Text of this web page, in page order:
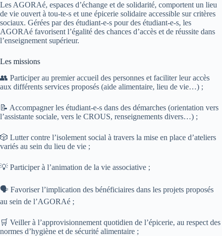
Les AGORAé, espaces d’échange et de solidarité, comportent un lieu
de vie ouvert à tou-te-s et une épicerie solidaire accessible sur critères
sociaux. Gérées par des étudiant-e-s pour des étudiant-e-s, les
AGORAé favorisent l’égalité des chances d’accès et de réussite dans
l’enseignement supérieur.
Les missions
👥 Participer au premier accueil des personnes et faciliter leur accès
aux différents services proposés (aide alimentaire, lieu de vie…) ;
📝 Accompagner les étudiant-e-s dans des démarches (orientation vers
l’assistante sociale, vers le CROUS, renseignements divers…) ;
🎲 Lutter contre l’isolement social à travers la mise en place d’ateliers
variés au sein du lieu de vie ;
💡 Participer à l’animation de la vie associative ;
🗣️ Favoriser l’implication des bénéficiaires dans les projets proposés
au sein de l’AGORAé ;
🛒 Veiller à l’approvisionnement quotidien de l’épicerie, au respect des
normes d’hygiène et de sécurité alimentaire ;